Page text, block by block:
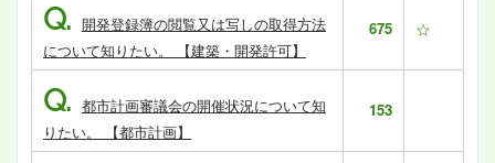
Q. 開発登録簿の閲覧又は写しの取得方法
について知りたい。 【建築・開発許可】
675 ☆
Q. 都市計画審議会の開催状況について知
りたい。 【都市計画】
153